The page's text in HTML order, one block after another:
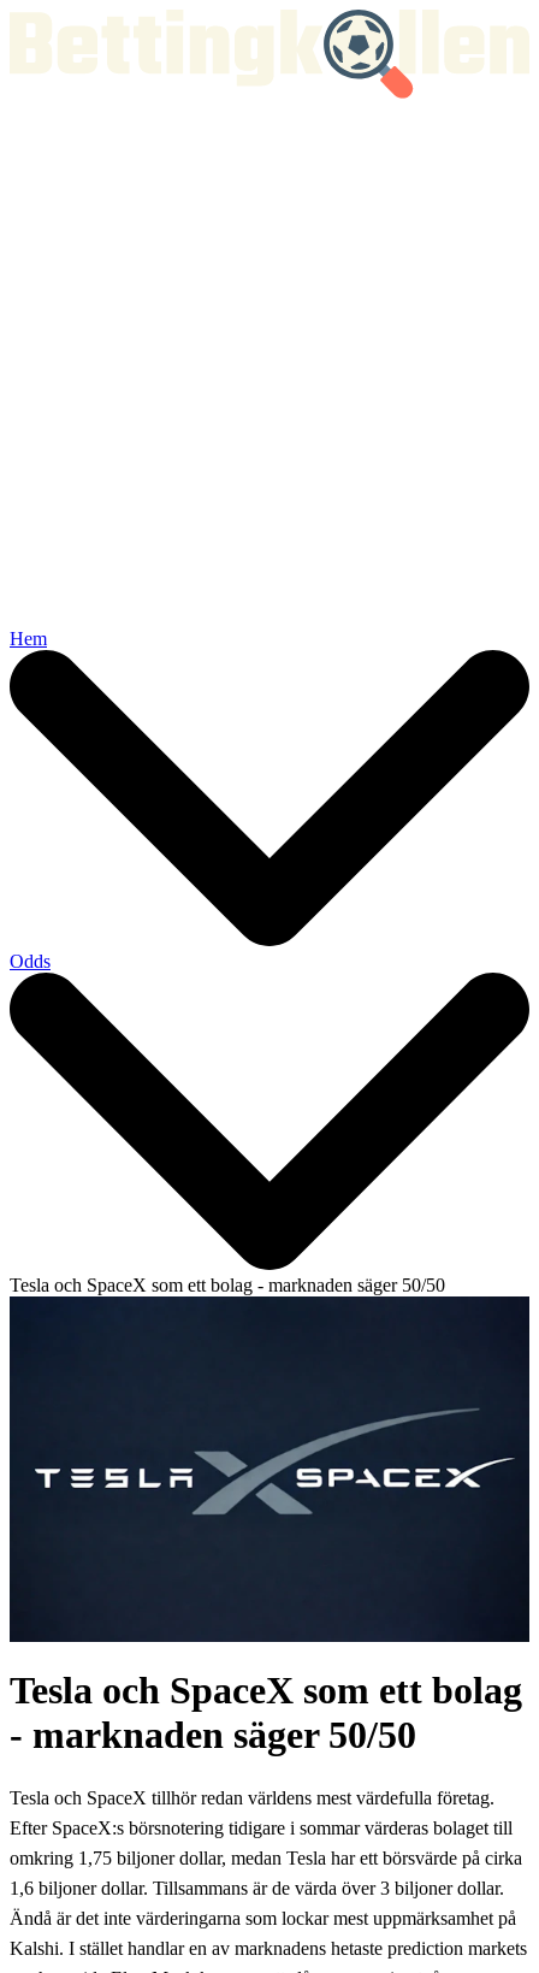
Hem
Odds
Tesla och SpaceX som ett bolag - marknaden säger 50/50
Tesla och SpaceX som ett bolag
- marknaden säger 50/50
Tesla och SpaceX tillhör redan världens mest värdefulla företag.
Efter SpaceX:s börsnotering tidigare i sommar värderas bolaget till
omkring 1,75 biljoner dollar, medan Tesla har ett börsvärde på cirka
1,6 biljoner dollar. Tillsammans är de värda över 3 biljoner dollar.
Ändå är det inte värderingarna som lockar mest uppmärksamhet på
Kalshi. I stället handlar en av marknadens hetaste prediction markets